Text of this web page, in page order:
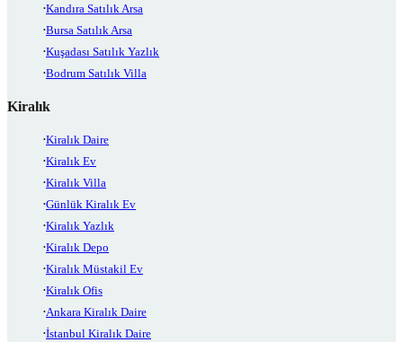
Kandıra Satılık Arsa
Bursa Satılık Arsa
Kuşadası Satılık Yazlık
Bodrum Satılık Villa
Kiralık
Kiralık Daire
Kiralık Ev
Kiralık Villa
Günlük Kiralık Ev
Kiralık Yazlık
Kiralık Depo
Kiralık Müstakil Ev
Kiralık Ofis
Ankara Kiralık Daire
İstanbul Kiralık Daire